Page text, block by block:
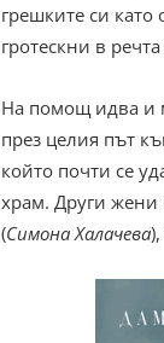
грешките си
гротескни в
На помощ идва и
през целия път
който почти се
храм. Други
(Симона Халачева